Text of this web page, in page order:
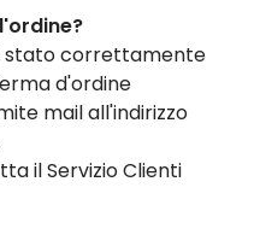
stato correttamente
d'ordine
mail all'indirizzo
il Servizio Clienti